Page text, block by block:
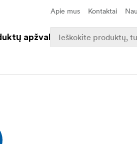
Apie mus Kontaktai
apžvalga